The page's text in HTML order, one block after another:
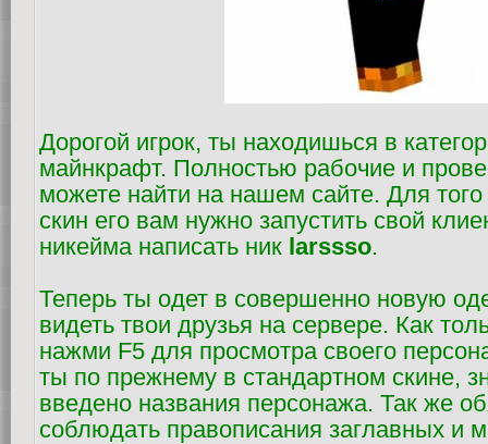
Дорогой игрок, ты находишься в
майнкрафт. Полностью рабочие и
можете найти на нашем сайте. Для того
скин его вам нужно запустить свой
никейма написать ник larssso.
Теперь ты одет в совершенно новую
видеть твои друзья на сервере. Как
нажми F5 для просмотра своего
ты по прежнему в стандартном скине,
введено названия персонажа. Так же
соблюдать правописания заглавных и